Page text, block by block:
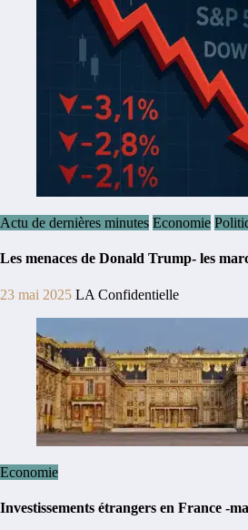
Actu de dernières minutes Economie
Les menaces de Donald Trump- les
23 mai 2025 LA Confidentielle
Economie
Investissements étrangers en France -